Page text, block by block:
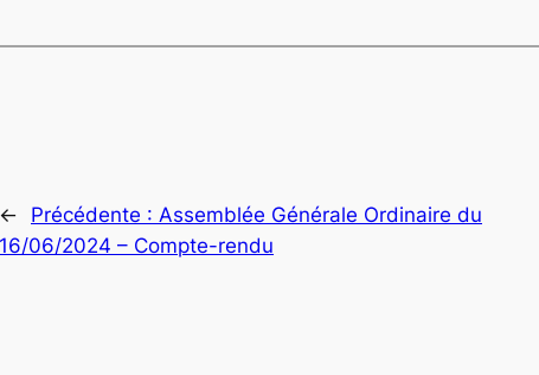
← Précédente : Assemblée Générale Ordinaire du
16/06/2024 – Compte-rendu